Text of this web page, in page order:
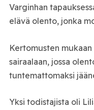
Varginhan
elävä olento, jonka
Kertomusten
sairaalaan, jossa
tuntemattomaksi
Yksi todistajista oli